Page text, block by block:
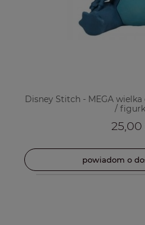
Disney Stitch - MEGA
/
25,00
powiadom o